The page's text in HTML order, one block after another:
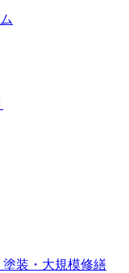
装・大規模修繕